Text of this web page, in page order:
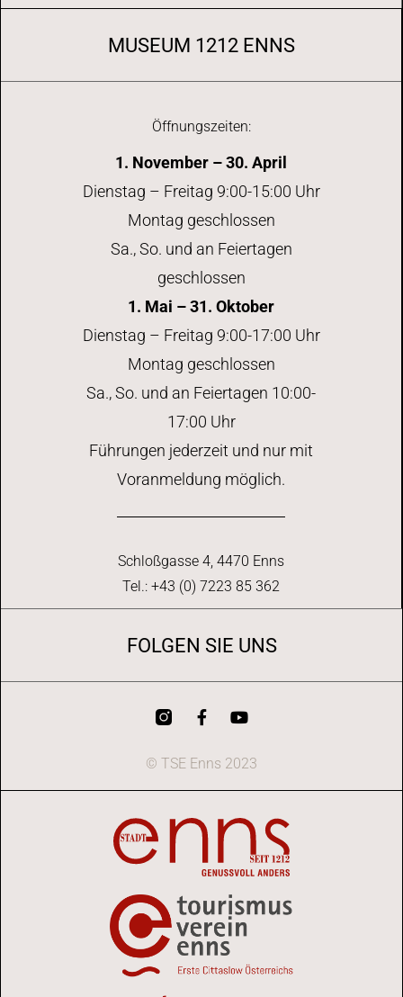
MUSEUM 1212 ENNS
Öffnungszeiten:
1. November – 30. April
Dienstag – Freitag 9:00-15:00 Uhr
Montag geschlossen
Sa., So. und an Feiertagen
geschlossen
1. Mai – 31. Oktober
Dienstag – Freitag 9:00-17:00 Uhr
Montag geschlossen
Sa., So. und an Feiertagen 10:00-
17:00 Uhr
Führungen jederzeit und nur mit
Voranmeldung möglich.
Schloßgasse 4, 4470 Enns
Tel.: +43 (0) 7223 85 362
FOLGEN SIE UNS
© TSE Enns 2023